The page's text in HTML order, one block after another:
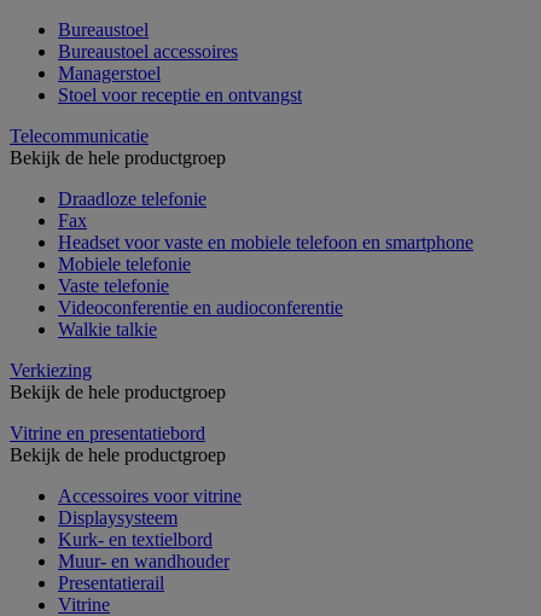
Bureaustoel
Bureaustoel accessoires
Managerstoel
Stoel voor receptie en ontvangst
Telecommunicatie
Bekijk de hele productgroep
Draadloze telefonie
Fax
Headset voor vaste en mobiele telefoon en smartphone
Mobiele telefonie
Vaste telefonie
Videoconferentie en audioconferentie
Walkie talkie
Verkiezing
Bekijk de hele productgroep
Vitrine en presentatiebord
Bekijk de hele productgroep
Accessoires voor vitrine
Displaysysteem
Kurk- en textielbord
Muur- en wandhouder
Presentatierail
Vitrine